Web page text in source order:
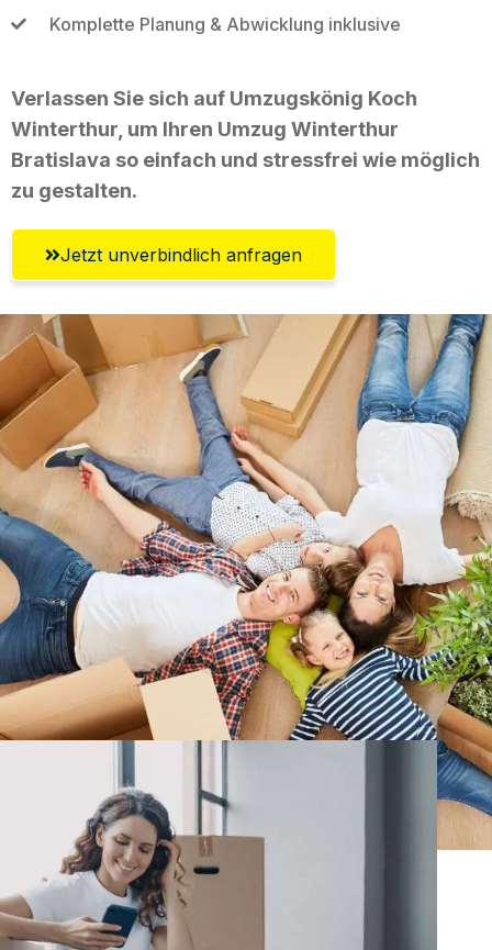
Komplette Planung & Abwicklung inklusive
Verlassen Sie sich auf Umzugskönig Koch
Winterthur, um Ihren Umzug Winterthur
Bratislava so einfach und stressfrei wie möglich
zu gestalten.
Jetzt unverbindlich anfragen